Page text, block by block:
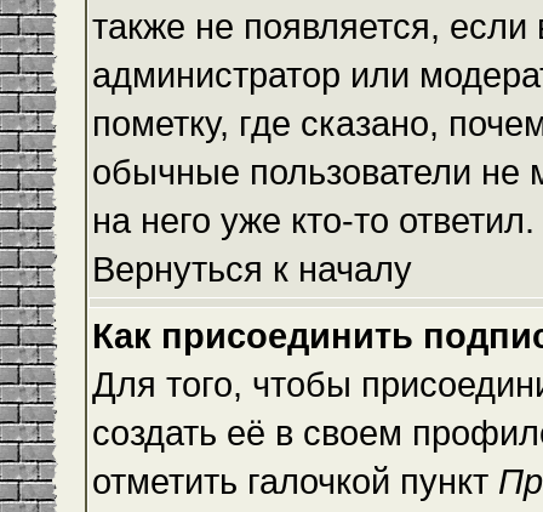
также не появляется,
администратор или
пометку, где сказано,
обычные пользователи не
на него уже кто-то ответил.
Вернуться к началу
Как присоединить
Для того, чтобы
создать её в своем
отметить галочкой пункт